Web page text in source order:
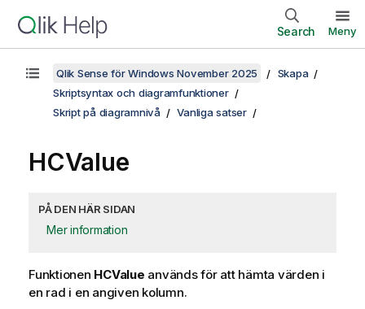
Search Meny
Qlik Sense för Windows November 2025
Skapa
Skriptsyntax och diagramfunktioner
Skript på diagramnivå
Vanliga satser
HCValue
PÅ DEN HÄR SIDAN
Mer information
Funktionen HCValue används för att hämta värden i
en rad i en angiven kolumn.